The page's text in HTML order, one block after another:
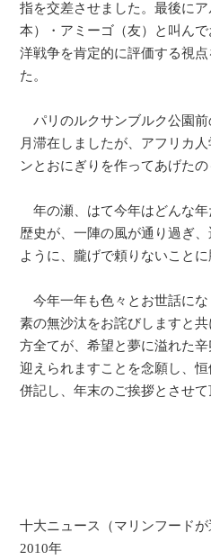
指を交差させました。最後に
本）・アミーゴ（友）と叫ん
洋戦争を肯定的に評価する視
た。
パリのルクサンブルク公園前
月滞在しましたが、アフリカ
ンとおにぎりを作ってあげたの
年の瀬、はて今年はどんな
歴史が、一陣の風が通り過ぎ
ように、朧げで頼りないことに
今年一年も色々とお世話に
素の無沙汰をお詫びしますと
方全てが、希望と夢に溢れた
迎えられますことを念願し、
併記し、年末のご挨拶とさせて
十大ニュース（マリンフードが
2010年